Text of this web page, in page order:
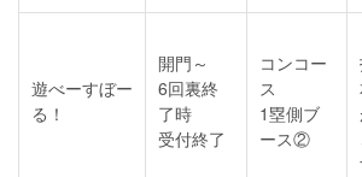
遊べーすぼー
る！
開門～
6回裏終
了時
受付終了
コンコー
ス
1塁側ブ
ース②